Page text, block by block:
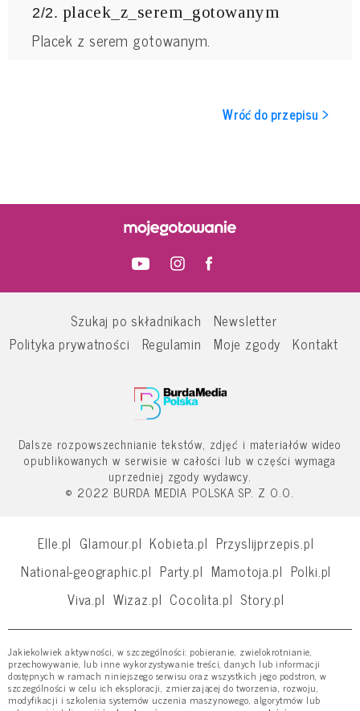
2/2. placek_z_serem_gotowanym
Placek z serem gotowanym.
Wróć do przepisu >
Szukaj po składnikach
Newsletter
Polityka prywatności
Regulamin Moje zgody Kontakt
Dalsze rozpowszechnianie tekstów, zdjęć i materiałów wideo
opublikowanych w serwisie w całości lub w części wymaga
uprzedniej zgody wydawcy.
© 2022 BURDA MEDIA POLSKA SP. Z O.O.
Elle.pl Glamour.pl Kobieta.pl Przyslijprzepis.pl
National-geographic.pl Party.pl Mamotoja.pl Polki.pl
Viva.pl Wizaz.pl Cocolita.pl Story.pl
Jakiekolwiek aktywności, w szczególności: pobieranie, zwielokrotnianie,
przechowywanie, lub inne wykorzystywanie treści, danych lub informacji
dostępnych w ramach niniejszego serwisu oraz wszystkich jego podstron, w
szczególności w celu ich eksploracji, zmierzającej do tworzenia, rozwoju,
modyfikacji i szkolenia systemów uczenia maszynowego, algorytmów lub